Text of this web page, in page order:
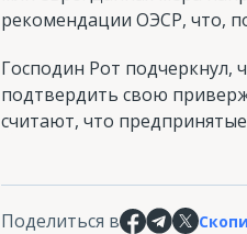
рекомендации ОЭСР, что,
Господин Рот подчеркнул,
подтвердить свою
считают, что
Поделиться в